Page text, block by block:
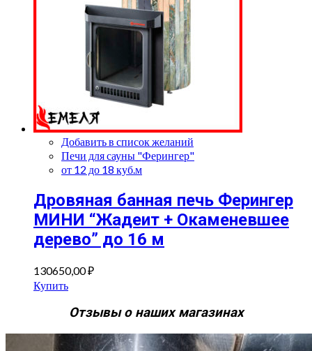
Добавить в список желаний
Печи для сауны "Ферингер"
от 12 до 18 куб.м
Дровяная банная печь Ферингер
МИНИ “Жадеит + Окаменевшее
дерево” до 16 м
130650,00₽
Купить
Отзывы о наших магазинах